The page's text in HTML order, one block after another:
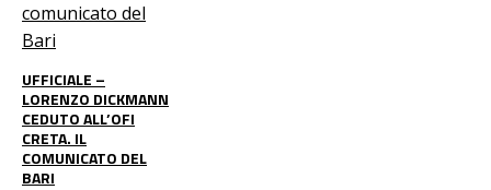
UFFICIALE –
LORENZO DICKMANN
CEDUTO ALL’OFI
CRETA. IL
COMUNICATO DEL
BARI